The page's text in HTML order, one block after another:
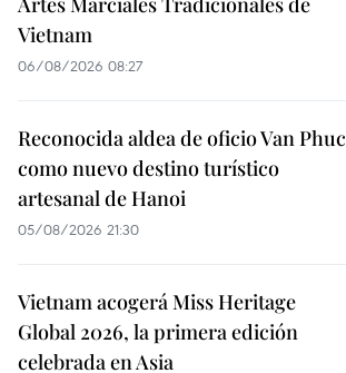
Vietnam
06/08/2026 08:27
Reconocida aldea de oficio Van Phuc
como nuevo destino turístico
artesanal de Hanoi
05/08/2026 21:30
Vietnam acogerá Miss Heritage
Global 2026, la primera edición
celebrada en Asia